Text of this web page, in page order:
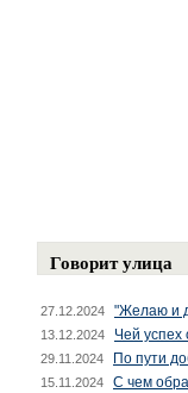
Говорит улица
27.12.2024 "Желаю и
13.12.2024 Чей успех
29.11.2024 По пути
15.11.2024 С чем